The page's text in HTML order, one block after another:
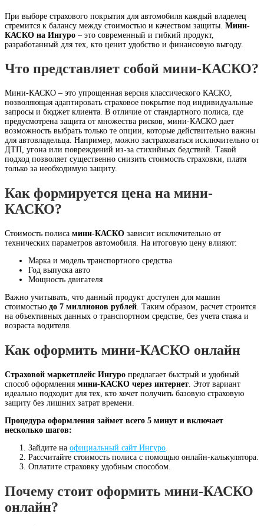
При выборе страхового покрытия для автомобиля каждый владелец
стремится к балансу между стоимостью и качеством защиты. Мини-
КАСКО на Ингуро – это современный и гибкий продукт,
разработанный для тех, кто ценит удобство и финансовую выгоду.
Что представляет собой мини-КАСКО?
Мини-КАСКО – это упрощенная версия классического КАСКО,
позволяющая адаптировать страховое покрытие под индивидуальные
запросы и бюджет клиента. В отличие от стандартного полиса, где
предусмотрена защита от множества рисков, мини-КАСКО дает
возможность выбрать только те опции, которые действительно важны
для автовладельца. Например, можно застраховаться исключительно от
ДТП, угона или повреждений из-за стихийных бедствий. Такой
подход позволяет существенно снизить стоимость страховки, платя
только за необходимую защиту.
Как формируется цена на мини-
КАСКО?
Стоимость полиса мини-КАСКО зависит исключительно от
технических параметров автомобиля. На итоговую цену влияют:
Марка и модель транспортного средства
Год выпуска авто
Мощность двигателя
Важно учитывать, что данный продукт доступен для машин
стоимостью до 7 миллионов рублей. Таким образом, расчет строится
на объективных данных о транспортном средстве, без учета стажа и
возраста водителя.
Как оформить мини-КАСКО онлайн
Страховой маркетплейс Ингуро предлагает быстрый и удобный
способ оформления мини-КАСКО через интернет. Этот вариант
идеально подходит для тех, кто хочет получить базовую страховую
защиту без лишних затрат времени.
Процедура оформления займет всего 5 минут и включает
несколько шагов:
Зайдите на официальный сайт Ингуро.
Рассчитайте стоимость полиса с помощью онлайн-калькулятора.
Оплатите страховку удобным способом.
Почему стоит оформить мини-КАСКО
онлайн?